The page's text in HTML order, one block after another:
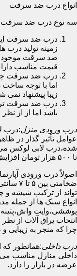
انواع درب ضد سرقت
سه نوع درب ضد سرقت
درب ضد سرقت
زمینه تولید درب
ضد سرقت موجود
قیمت مناسب
درب ضد سرقت
اما با توجه
زیبا پیشنهاد نمی
درب ضد سرقت
باشد اما از از
درب ورودی منزل:درب
عوامل تأثیر گذار در
تا ۵۰۰ هزار تومان افزایش دهد.
اصولاً درب ورودی
تواند از ترکیب شیشه و
انواع سبک ها از جمله
پوششی،وایت
انتخاب یراق آلات از
چرا که منجر به
درب داخلی:همانطور
داخلی منازل مناسب می
عرضه در بازار را دارد.